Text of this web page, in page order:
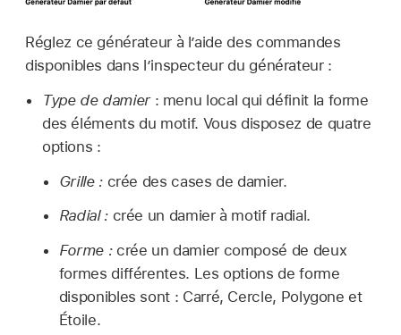
Réglez ce générateur à l’aide des commandes
disponibles dans l’inspecteur du générateur :
Type de damier: menu local qui définit la forme
des éléments du motif. Vous disposez de quatre
options :
Grille :crée des cases de damier.
Radial :crée un damier à motif radial.
Forme :crée un damier composé de deux
formes différentes. Les options de forme
disponibles sont : Carré, Cercle, Polygone et
Étoile.